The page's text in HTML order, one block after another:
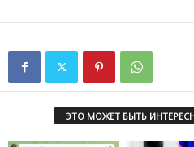
ЭТО МОЖЕТ БЫТЬ